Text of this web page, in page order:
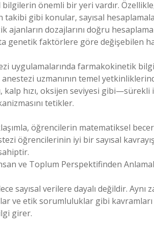
önemli bir yeri vardır.
gibi konular, sayısal
ajanların dozajlarını doğru
genetik faktörlere göre değişebilen
uygulamalarında farmakokinetik
uzmanının temel
kalp hızı, oksijen seviyesi
tetikler.
öğrencilerin matematiksel
öğrencilerinin iyi bir sayısal
ve Toplum Perspektifinden
sayısal verilere dayalı değildir.
ve etik sorumluluklar gibi kavramları
girer.